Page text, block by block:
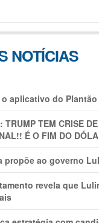
NOTÍCIAS
o aplicativo do
TRUMP TEM CRlSE
É O FIM DO
propõe ao governo
revela que